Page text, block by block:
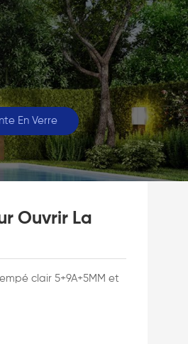
En Verre
Ouvrir La
clair 5+9A+5MM et